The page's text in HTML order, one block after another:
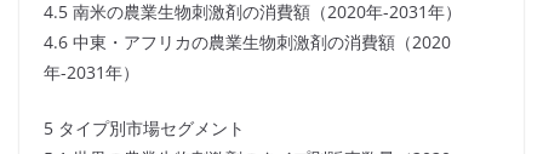
4.5 南米の農業生物刺激剤の消費額（2020年-2031年）
4.6 中東・アフリカの農業生物刺激剤の消費額（2020
年-2031年）
5 タイプ別市場セグメント